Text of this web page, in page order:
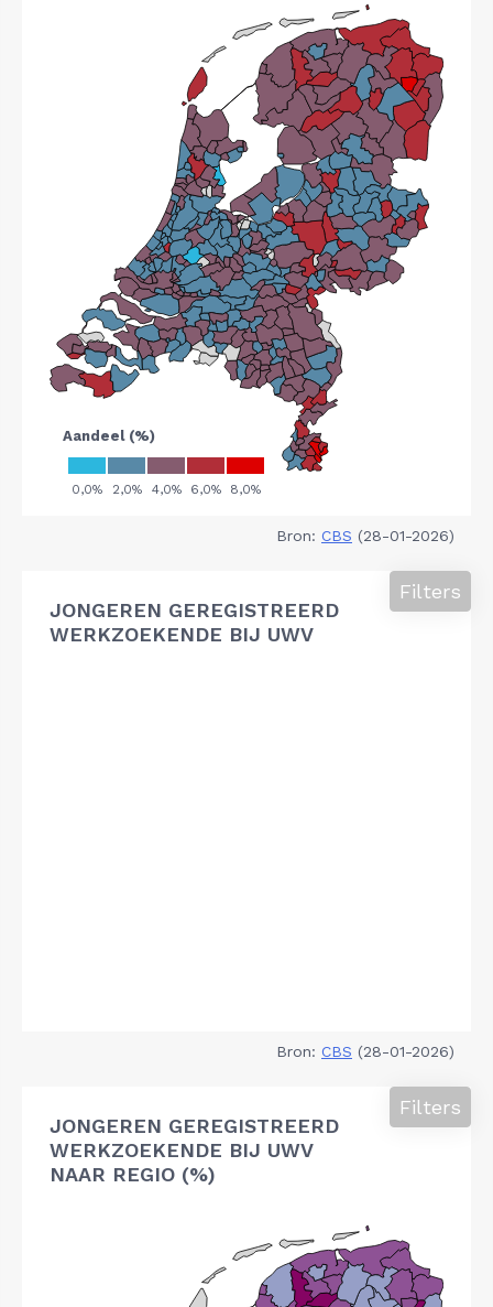
Bron: CBS (28-01-2026)
JONGEREN GEREGISTREERD
WERKZOEKENDE BIJ UWV
Filters
Bron: CBS (28-01-2026)
JONGEREN GEREGISTREERD
WERKZOEKENDE BIJ UWV
NAAR REGIO (%)
Filters